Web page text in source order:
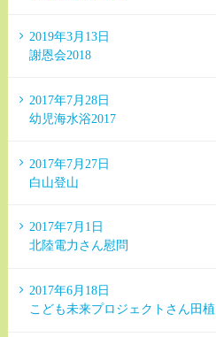
2019年3月13日
謝恩会2018
2017年7月28日
幼児海水浴2017
2017年7月27日
白山登山
2017年7月1日
北陸電力さん慰問
2017年6月18日
こども未来プロジェクトさん田植